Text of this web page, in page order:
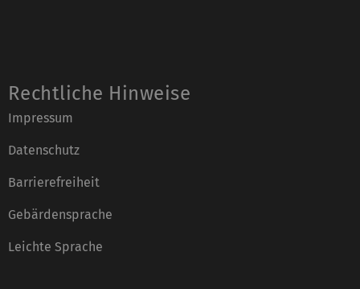
Rechtliche Hinweise
Impressum
Datenschutz
Barrierefreiheit
Gebärdensprache
Leichte Sprache